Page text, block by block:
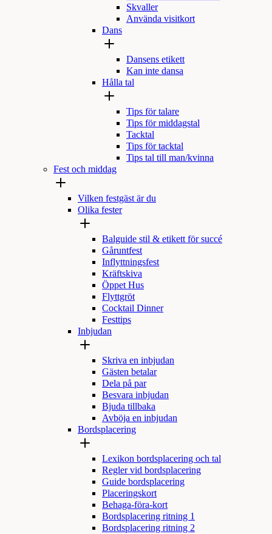
Skvaller
Använda visitkort
Dans
Dansens etikett
Kan inte dansa
Hålla tal
Tips för talare
Tips för middagstal
Tacktal
Tips för tacktal
Tips tal till man/kvinna
Fest och middag
Vilken festgäst är du
Olika fester
Balguide stil & etikett för succé
Gåruntfest
Inflyttningsfest
Kräftskiva
Öppet Hus
Flyttgröt
Cocktail Dinner
Festtips
Inbjudan
Skriva en inbjudan
Gästen betalar
Dela på par
Besvara inbjudan
Bjuda tillbaka
Avböja en inbjudan
Bordsplacering
Lexikon bordsplacering och tal
Regler vid bordsplacering
Guide bordsplacering
Placeringskort
Behaga-föra-kort
Bordsplacering ritning 1
Bordsplacering ritning 2